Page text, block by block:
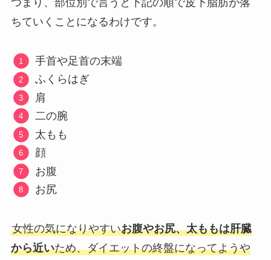
ちていくことになるわけです。
手首や足首の末端
ふくらはぎ
肩
二の腕
太もも
顔
お腹
お尻
女性の気になりやすいお腹やお尻、太ももは肝臓
から近いため、ダイエットの終盤になってようや